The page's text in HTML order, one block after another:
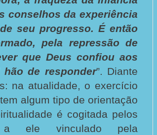
conselhos da experiência
seu progresso. É então
pela repressão de
que Deus confiou aos
de responder”. Diante
na atualidade, o exercício
algum tipo de orientação
é cogitada pelos
a ele vinculado pela